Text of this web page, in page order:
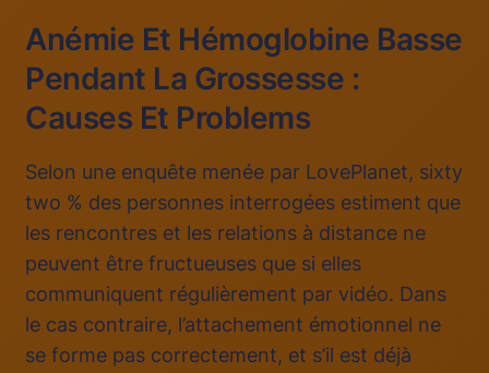
Anémie Et Hémoglobine Basse
Pendant La Grossesse :
Causes Et Problems
Selon une enquête menée par LovePlanet, sixty
two % des personnes interrogées estiment que
les rencontres et les relations à distance ne
peuvent être fructueuses que si elles
communiquent régulièrement par vidéo. Dans
le cas contraire, l’attachement émotionnel ne
se forme pas correctement, et s’il est déjà